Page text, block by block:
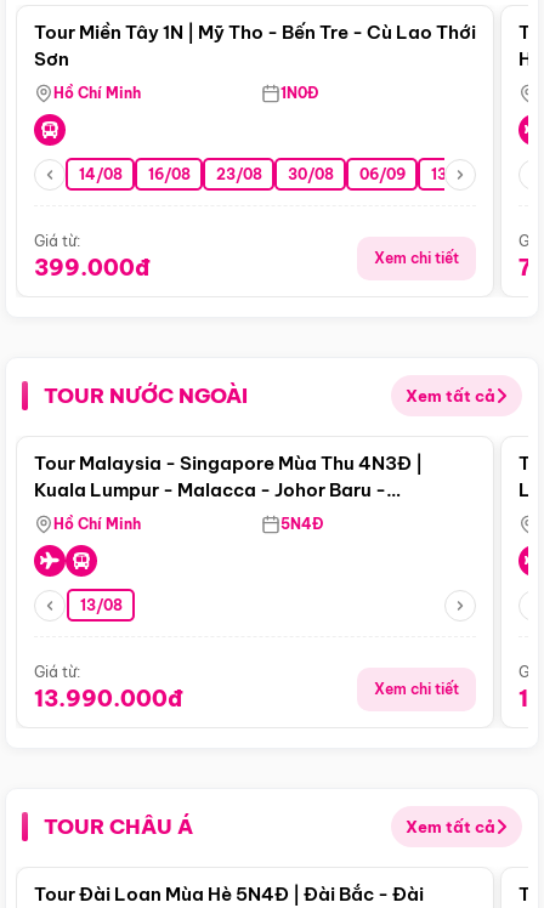
Tour Miền Tây 1N | Mỹ Tho - Bến Tre - Cù Lao Thới
Sơn
Hồ Chí Minh 1N0Đ
14/08 16/08 23/08 30/08 06/09 13/09 20/09
Giá từ:
399.000đ Xem chi tiết
TOUR NƯỚC NGOÀI Xem tất cả
Điểm nổi bật
Tour Malaysia - Singapore Mùa Thu 4N3Đ |
Kuala Lumpur - Malacca - Johor Baru -
Singapore
Hồ Chí Minh 5N4Đ
13/08
Giá từ:
13.990.000đ Xem chi tiết
TOUR CHÂU Á Xem tất cả
Điểm nổi bật
Tour Đài Loan Mùa Hè 5N4Đ | Đài Bắc - Đài